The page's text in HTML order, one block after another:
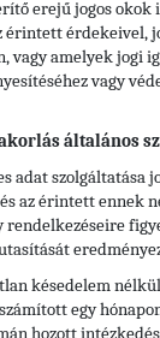
erejű jogos
érintett érdekeivel,
vagy amelyek jogi
vagy
általános
adat szolgáltatása
az érintett ennek
rendelkezéseire
késedelem
egy